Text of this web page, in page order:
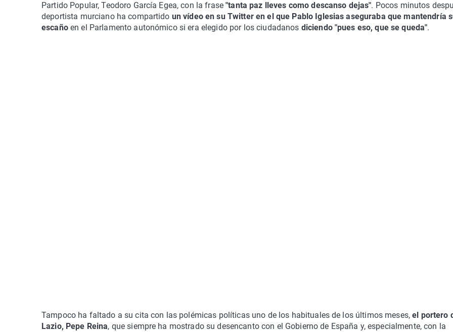
Partido Popular, Teodoro García Egea, con la frase"tanta paz lleves como descanso dejas". Pocos minutos
deportista murciano ha compartido un vídeo en su Twitter en el que Pablo Iglesias aseguraba que mantendría
escañoen el Parlamento autonómico si era elegido por los ciudadanos diciendo "pues eso, que se queda".
Tampoco ha faltado a su cita con las polémicas políticas uno de los habituales de los últimos meses,el portero
Lazio, Pepe Reina, que siempre ha mostrado su desencanto con el Gobierno de España y, especialmente, con la